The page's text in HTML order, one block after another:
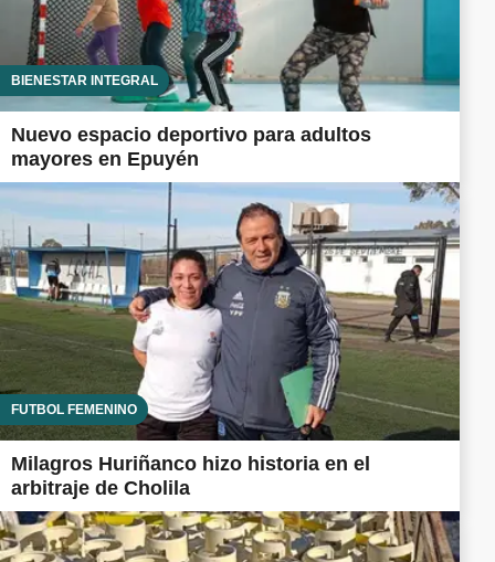
BIENESTAR INTEGRAL
Nuevo espacio deportivo para adultos
mayores en Epuyén
FUTBOL FEMENINO
Milagros Huriñanco hizo historia en el
arbitraje de Cholila